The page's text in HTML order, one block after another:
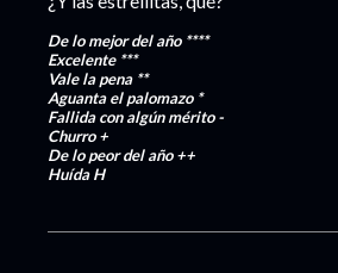
De lo mejor del año ****
Excelente***
Vale la pena **
Aguanta el palomazo *
Fallida con algún mérito-
Churro+
De lo peor del año++
HuídaH